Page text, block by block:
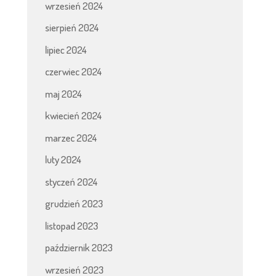
wrzesień 2024
sierpień 2024
lipiec 2024
czerwiec 2024
maj 2024
kwiecień 2024
marzec 2024
luty 2024
styczeń 2024
grudzień 2023
listopad 2023
październik 2023
wrzesień 2023